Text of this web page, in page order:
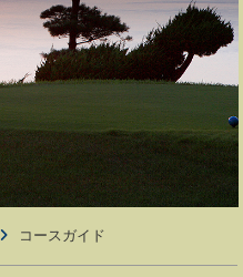
コースガイド